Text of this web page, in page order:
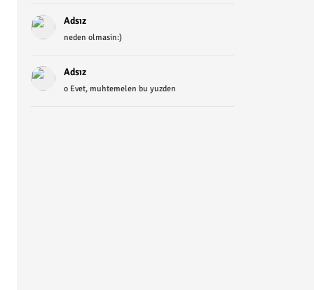
Adsız
neden olmasin:)
Adsız
o Evet, muhtemelen bu yuzden